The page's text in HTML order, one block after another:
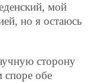
мой
но я остаюсь
сторону
обе